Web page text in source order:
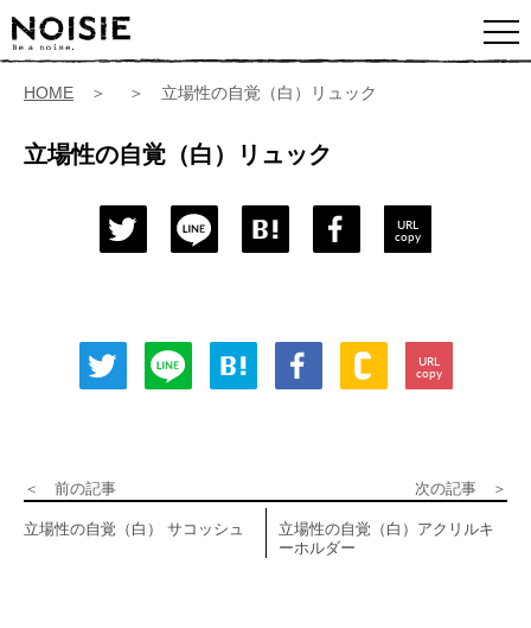
HOME ＞ ＞ 立場性の自覚（白）リュック
立場性の自覚（白）リュック
URL
copy
URL
copy
＜ 前の記事 次の記事 ＞
立場性の自覚（白） サコッシュ
立場性の自覚（白）アクリルキ
ーホルダー